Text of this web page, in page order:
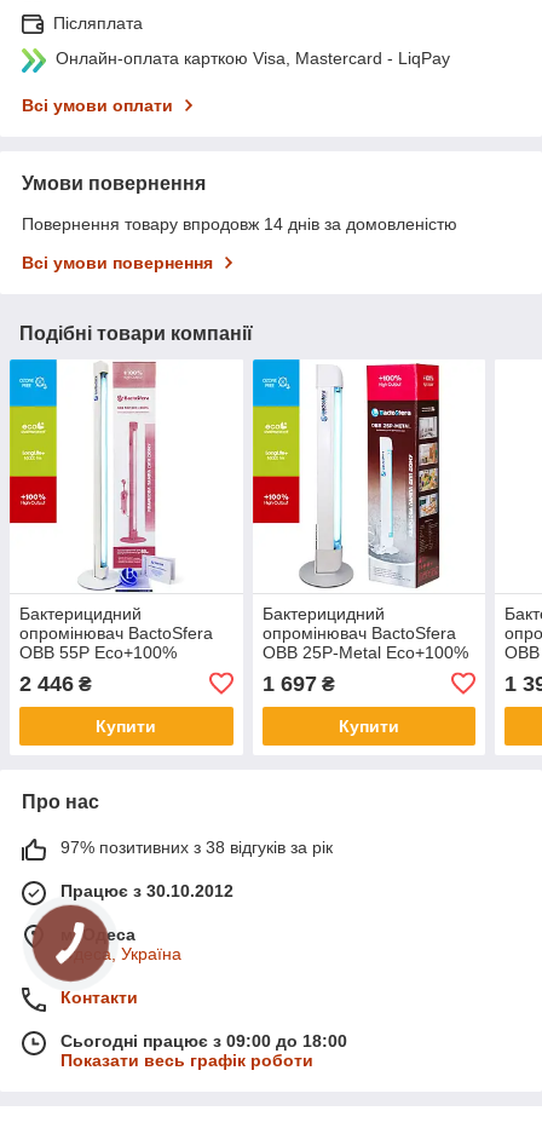
Післяплата
Онлайн-оплата карткою Visa, Mastercard - LiqPay
Всі умови оплати
Умови повернення
Повернення товару впродовж 14 днів за домовленістю
Всі умови повернення
Подібні товари компанії
Бактерицидний
опромінювач BactoSfera
OBB 55P Eco+100%
2 446 ₴
Купити
Бактерицидний
опромінювач BactoSfera
OBB 25P-Metal Eco+100%
1 697₴
Купити
1
Про нас
97% позитивних з 38 відгуків за рік
Працює з 30.10.2012
м. Одеса
Одеса, Україна
Контакти
Сьогодні працює з 09:00 до 18:00
Показати весь графік роботи